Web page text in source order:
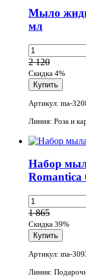
Мыло
мл
2 120
Скидка 4%
Артикул: ma-
Линия: Роза и
Набор
Romantica
1 865
Скидка 39%
Артикул: ma-
Линия: